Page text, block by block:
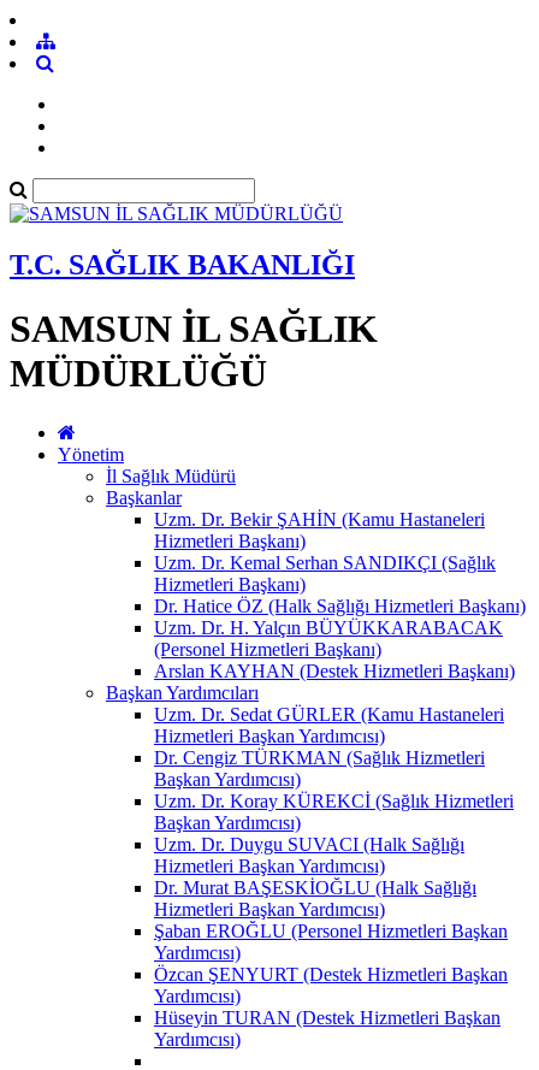
T.C. SAĞLIK BAKANLIĞI
SAMSUN İL SAĞLIK
MÜDÜRLÜĞÜ
Yönetim
İl Sağlık Müdürü
Başkanlar
Uzm. Dr. Bekir ŞAHİN (Kamu Hastaneleri
Hizmetleri Başkanı)
Uzm. Dr. Kemal Serhan SANDIKÇI (Sağlık
Hizmetleri Başkanı)
Dr. Hatice ÖZ (Halk Sağlığı Hizmetleri Başkanı)
Uzm. Dr. H. Yalçın BÜYÜKKARABACAK
(Personel Hizmetleri Başkanı)
Arslan KAYHAN (Destek Hizmetleri Başkanı)
Başkan Yardımcıları
Uzm. Dr. Sedat GÜRLER (Kamu Hastaneleri
Hizmetleri Başkan Yardımcısı)
Dr. Cengiz TÜRKMAN (Sağlık Hizmetleri
Başkan Yardımcısı)
Uzm. Dr. Koray KÜREKCİ (Sağlık Hizmetleri
Başkan Yardımcısı)
Uzm. Dr. Duygu SUVACI (Halk Sağlığı
Hizmetleri Başkan Yardımcısı)
Dr. Murat BAŞESKİOĞLU (Halk Sağlığı
Hizmetleri Başkan Yardımcısı)
Şaban EROĞLU (Personel Hizmetleri Başkan
Yardımcısı)
Özcan ŞENYURT (Destek Hizmetleri Başkan
Yardımcısı)
Hüseyin TURAN (Destek Hizmetleri Başkan
Yardımcısı)